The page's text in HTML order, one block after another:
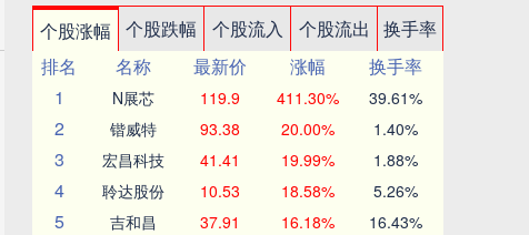
个股涨幅 个股跌幅 个股流入 个股流出
换手率
排名
名称 最新价 涨幅
换手率
1
N展芯 119.9 411.30% 39.61%
2 锴威特 93.38 20.00% 1.40%
3 宏昌科技 41.41 19.99% 1.88%
4 聆达股份 10.53 18.58% 5.26%
5 吉和昌 37.91 16.18% 16.43%